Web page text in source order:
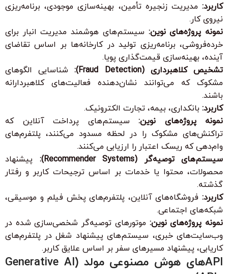
کاربرد: مدیریت زنجیره تأمین، بهینه‌سازی موجودی، برنامه‌ریزی
نیروی کار.
نمونه پروژه‌های نوین: سیستم‌های هوشمند مدیریت انبار برای
خرده‌فروشی، برنامه‌ریزی تولید در کارخانه‌ها بر اساس تقاضای
آینده، بهینه‌سازی قیمت‌گذاری پویا.
تشخیص کلاهبرداری (Fraud Detection):
شناسایی الگوهای
مشکوک که می‌توانند نشان‌دهنده فعالیت‌های کلاهبردارانه
باشند.
کاربرد: بانکداری، بیمه، تجارت الکترونیک.
نمونه پروژه‌های نوین: سیستم‌های پرداخت آنلاین که
تراکنش‌های مشکوک را در لحظه مسدود می‌کنند، پلتفرم‌های
وام‌دهی که ریسک اعتبار را ارزیابی می‌کنند.
سیستم‌های توصیه‌گر (Recommender Systems):
پیشنهاد
محصولات، محتوا یا خدمات بر اساس ترجیحات کاربر و رفتار
گذشته.
کاربرد: فروشگاه‌های آنلاین، پلتفرم‌های پخش فیلم و موسیقی،
شبکه‌های اجتماعی.
نمونه پروژه‌های نوین: موتورهای توصیه‌گر شخصی‌سازی شده در
وب‌سایت‌های خبری، سیستم‌های پیشنهاد شغل در پلتفرم‌های
کاریابی، پیشنهاد مسیرهای سفر بر اساس علایق کاربر.
APIهای هوش مصنوعی مولد (Generative AI